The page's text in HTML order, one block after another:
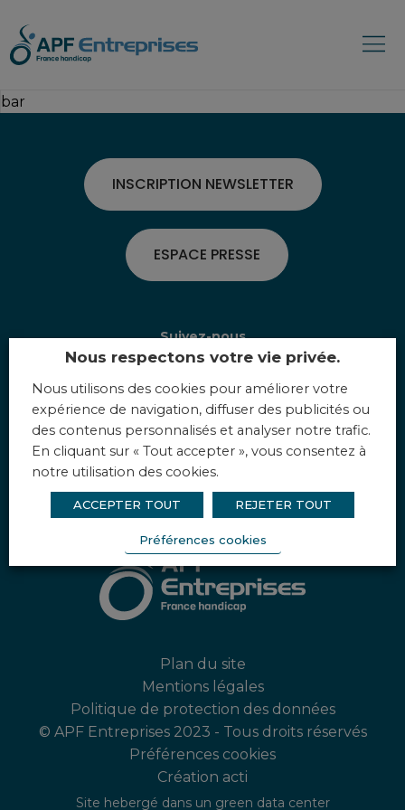
bar
INSCRIPTION NEWSLETTER
ESPACE PRESSE
Suivez-nous
Instagram
[instagram-feed feed=1]
Plan du site
Mentions légales
Politique de protection des données
© APF Entreprises 2023 - Tous droits réservés
Préférences cookies
Création acti
Site hebergé dans un green data center
Nous respectons votre vie privée.
Nous utilisons des cookies pour améliorer votre
expérience de navigation, diffuser des publicités ou
des contenus personnalisés et analyser notre trafic.
En cliquant sur « Tout accepter », vous consentez à
notre utilisation des cookies.
ACCEPTER TOUT REJETER TOUT
Préférences cookies